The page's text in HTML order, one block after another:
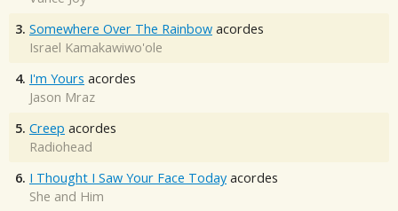
3. Somewhere Over The Rainbow acordes
Israel Kamakawiwo'ole
4. I'm Yours acordes
Jason Mraz
5. Creep acordes
Radiohead
6. I Thought I Saw Your Face Today acordes
She and Him